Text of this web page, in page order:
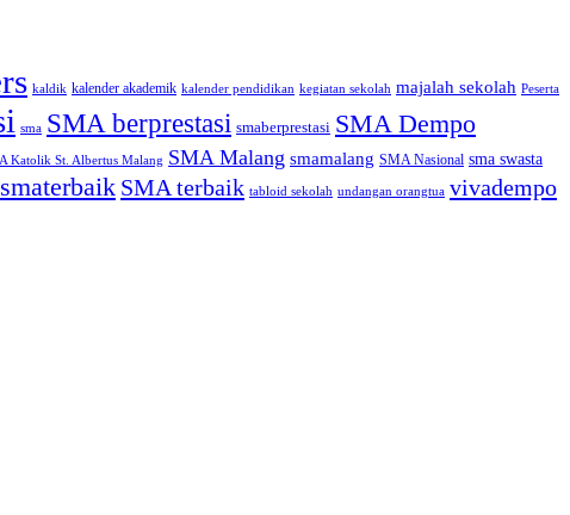
kaldik kalender akademik kalender pendidikan kegiatan sekolah majalah sekolah Peserta
sma SMA berprestasi smaberprestasi SMA Dempo
Katolik St. Albertus Malang SMA Malang smamalang SMA Nasional sma swasta
smaterbaik SMA terbaik tabloid sekolah undangan orangtua vivadempo